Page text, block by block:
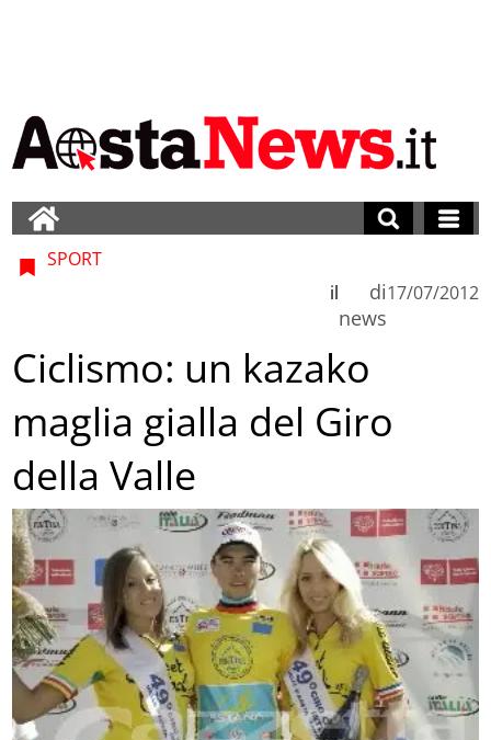
SPORT
di
news
il 17/07/2012
Ciclismo: un kazako
maglia gialla del Giro
della Valle